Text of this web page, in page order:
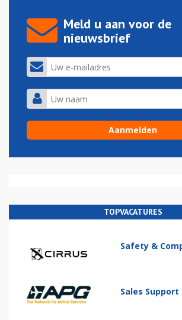
Meld u aan voor de
nieuwsbrief
TOPVACATURES
Safety &
Sales